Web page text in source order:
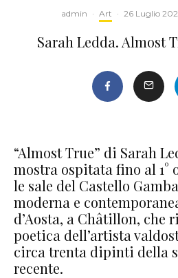
admin · Art · 26 Luglio
Sarah Ledda. Almost
“Almost True” di Sarah
mostra ospitata fino al 1°
le sale del Castello
moderna e
d’Aosta, a Châtillon, che
poetica dell’artista
circa trenta dipinti della
recente.